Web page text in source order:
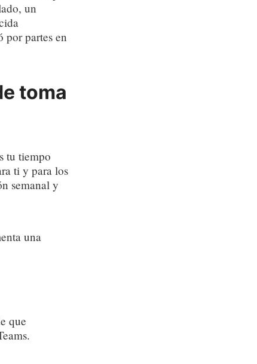
un
por partes en
toma
tu tiempo
ti y para los
semanal y
una
que